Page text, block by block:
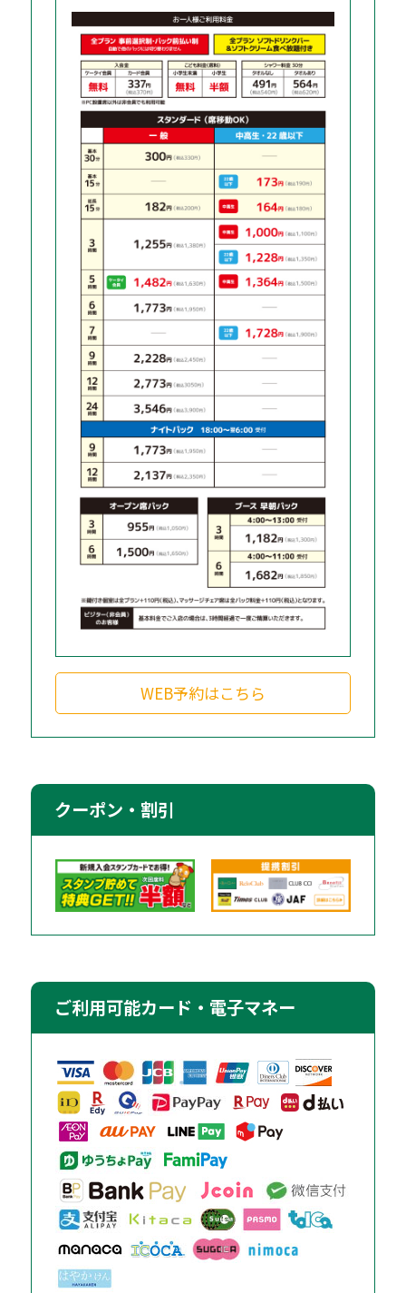
WEB予約はこちら
クーポン・割引
ご利用可能カード・電子マネー